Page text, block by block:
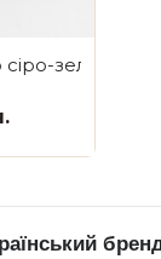
зелена